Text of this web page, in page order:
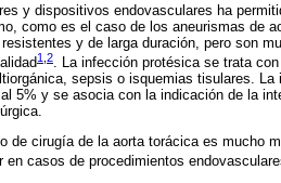
y dispositivos endovasculares ha
como es el caso de los aneurismas de
y de larga duración, pero son
1 2. La infección protésica se trata
sepsis o isquemias tisulares.
5% y se asocia con la indicación de la
de cirugía de la aorta torácica es mucho
en casos de procedimientos